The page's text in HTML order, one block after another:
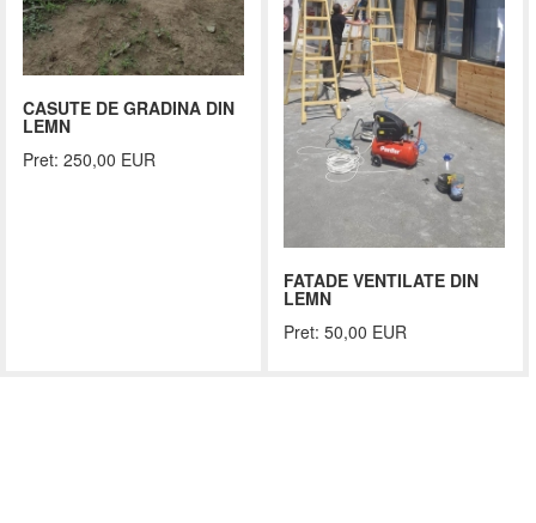
CASUTE DE GRADINA DIN
LEMN
Pret: 250,00 EUR
FATADE VENTILATE DIN
LEMN
Pret: 50,00 EUR